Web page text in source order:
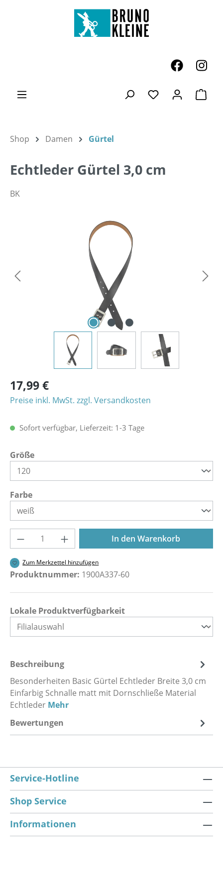
Zum Hauptinhalt springen
Du hast 0
Shop Damen Gürtel
Echtleder Gürtel 3,0 cm
BK
Bildergalerie überspringen
17,99 €
Preise inkl. MwSt. zzgl. Versandkosten
Sofort verfügbar, Lieferzeit: 1-3 Tage
Größeauswählen
Farbeauswählen
Produkt Anzahl: Gib den gewünschten
In den Warenkorb
Zum Merkzettel hinzufügen
Produktnummer: 1900A337-60
Lokale Produktverfügbarkeit
Beschreibung
Besonderheiten Basic Gürtel Echtleder Breite 3,0 cm
Einfarbig Schnalle matt mit Dornschließe Material
Echtleder Mehr
Bewertungen
Service-Hotline
Shop Service
Informationen